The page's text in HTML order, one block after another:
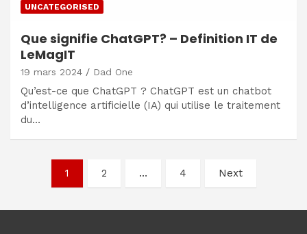
UNCATEGORISED
Que signifie ChatGPT? – Definition IT de
LeMagIT
19 mars 2024 Dad One
Qu’est-ce que ChatGPT ? ChatGPT est un chatbot
d’intelligence artificielle (IA) qui utilise le traitement
du…
Navigation
articles
1 2 … 4 Next